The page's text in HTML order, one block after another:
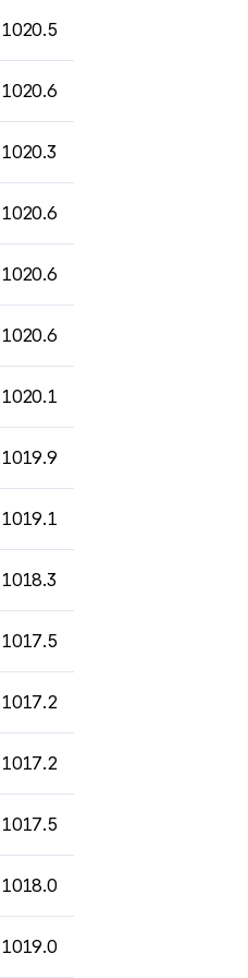
1020.5
1020.6
1020.3
1020.6
1020.6
1020.6
1020.1
1019.9
1019.1
1018.3
1017.5
1017.2
1017.2
1017.5
1018.0
1019.0